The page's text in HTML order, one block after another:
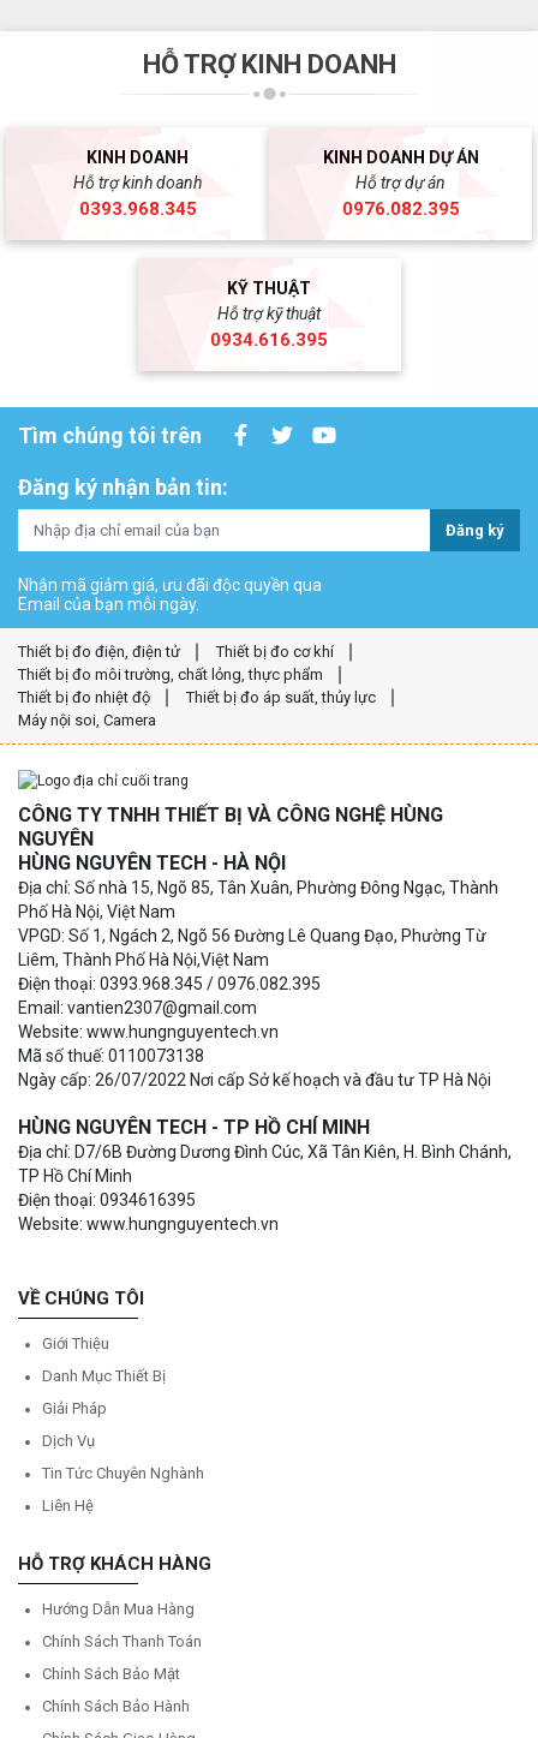
HỖ TRỢ KINH DOANH
KINH DOANH
Hỗ trợ kinh doanh
0393.968.345
KINH DOANH DỰ ÁN
Hỗ trợ dự án
0976.082.395
KỸ THUẬT
Hỗ trợ kỹ thuật
0934.616.395
Tìm chúng tôi trên
Đăng ký nhận bản tin:
Đăng ký
Nhận mã giảm giá, ưu đãi độc quyền qua
Email của bạn mỗi ngày.
Thiết bị đo điện, điện tử
Thiết bị đo cơ khí
Thiết bị đo môi trường, chất lỏng, thực phẩm
Thiết bị đo nhiệt độ
Thiết bị đo áp suất, thủy lực
Máy nội soi, Camera
CÔNG TY TNHH THIẾT BỊ VÀ CÔNG NGHỆ HÙNG
NGUYÊN
HÙNG NGUYÊN TECH - HÀ NỘI
Địa chỉ: Số nhà 15, Ngõ 85, Tân Xuân, Phường Đông Ngạc, Thành
Phố Hà Nội, Việt Nam
VPGD: Số 1, Ngách 2, Ngõ 56 Đường Lê Quang Đạo, Phường Từ
Liêm, Thành Phố Hà Nội,Việt Nam
Điện thoại: 0393.968.345 / 0976.082.395
Email: vantien2307@gmail.com
Website: www.hungnguyentech.vn
Mã số thuế: 0110073138
Ngày cấp: 26/07/2022 Nơi cấp Sở kế hoạch và đầu tư TP Hà Nội
HÙNG NGUYÊN TECH - TP HỒ CHÍ MINH
Địa chỉ: D7/6B Đường Dương Đình Cúc, Xã Tân Kiên, H. Bình Chánh,
TP Hồ Chí Minh
Điện thoại: 0934616395
Website: www.hungnguyentech.vn
VỀ CHÚNG TÔI
Giới Thiệu
Danh Mục Thiết Bị
Giải Pháp
Dịch Vụ
Tin Tức Chuyên Nghành
Liên Hệ
HỖ TRỢ KHÁCH HÀNG
Hướng Dẫn Mua Hàng
Chính Sách Thanh Toán
Chính Sách Bảo Mật
Chính Sách Bảo Hành